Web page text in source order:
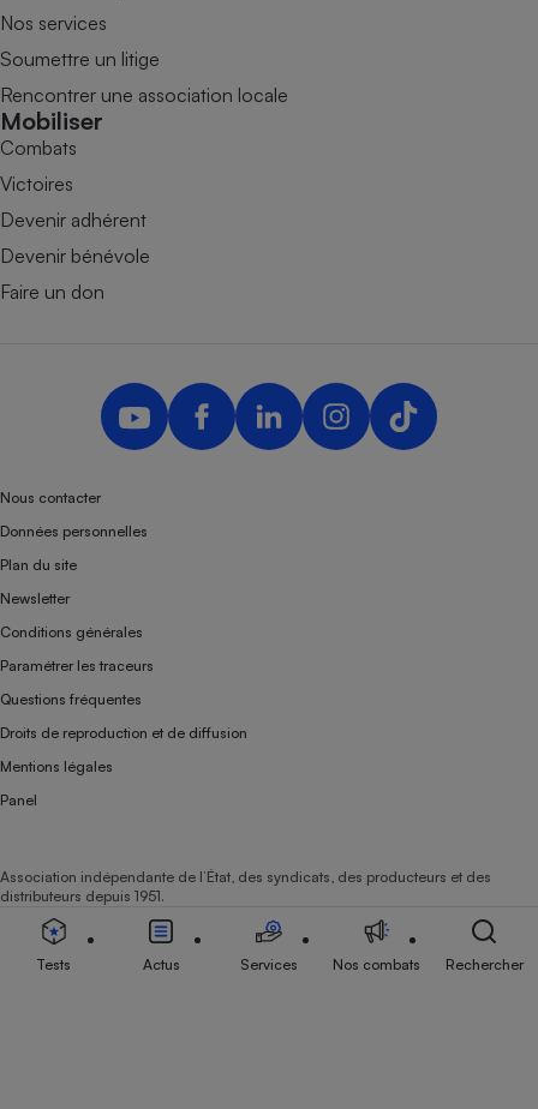
Nos services
Soumettre un litige
Rencontrer une association locale
Mobiliser
Combats
Victoires
Devenir adhérent
Devenir bénévole
Faire un don
Nous contacter
Données personnelles
Plan du site
Newsletter
Conditions générales
Paramétrer les traceurs
Questions fréquentes
Droits de reproduction et de diffusion
Mentions légales
Panel
Association indépendante de l’État, des syndicats, des producteurs et des
distributeurs depuis 1951.
Tests Actus Services Nos combats Rechercher